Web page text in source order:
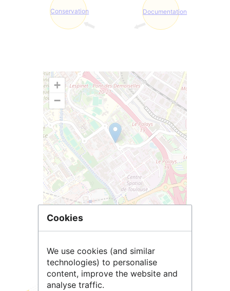
Documentation
Conservation
+
−
Cookies
We use cookies (and similar
technologies) to personalise
content, improve the website and
analyse traffic.